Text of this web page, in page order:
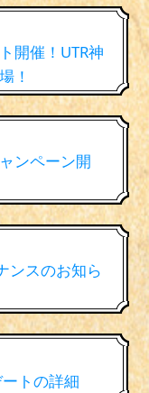
開催！UTR神
！
ンペーン開
ンスのお知ら
トの詳細